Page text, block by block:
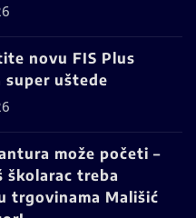
novu FIS Plus
super uštede
može početi –
školarac treba
trgovinama Mališić